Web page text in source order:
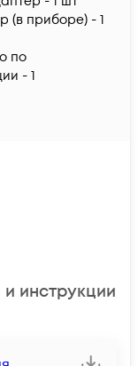
(в приборе) - 1
по
- 1
инструкции